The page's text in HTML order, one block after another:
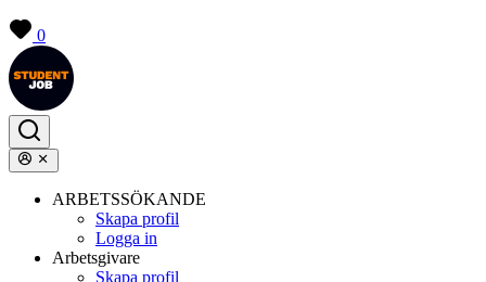
0
ARBETSSÖKANDE
Skapa profil
Logga in
Arbetsgivare
Skapa profil